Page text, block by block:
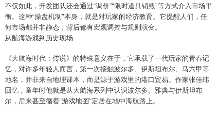
不仅如此，开发团队还会通过“调价”“限时道具销毁”等方式介入市场平
衡。这种“操盘机制”本身，就是对玩家的经济教育。它提醒人们，任
何市场都并非静态，背后都有宏观调控与规则演变。
从航海游戏到历史现场
《大航海时代：传说》的特殊意义在于，它承载了一代玩家的青春记
忆，对许多年轻人而言，第一次接触波尔多、伊斯坦布尔、马六甲等
地名，并非来自地理课本，而是源于游戏里的港口贸易。作家张佳玮
回忆，童年时他就是从大航海系列中认识波尔多、雅典与伊斯坦布
尔，后来甚至循着“游戏地图”定居在地中海航路上。